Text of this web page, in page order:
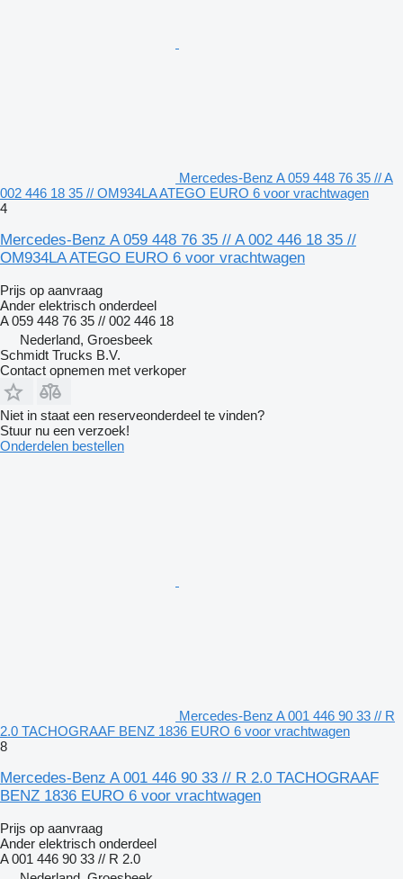
Mercedes-Benz A 059 448 76 35 // A
002 446 18 35 // OM934LA ATEGO EURO 6 voor vrachtwagen
4
Mercedes-Benz A 059 448 76 35 // A 002 446 18 35 //
OM934LA ATEGO EURO 6 voor vrachtwagen
Prijs op aanvraag
Ander elektrisch onderdeel
A 059 448 76 35 // 002 446 18
Nederland, Groesbeek
Schmidt Trucks B.V.
Contact opnemen met verkoper
Niet in staat een reserveonderdeel te vinden?
Stuur nu een verzoek!
Onderdelen bestellen
Mercedes-Benz A 001 446 90 33 // R
2.0 TACHOGRAAF BENZ 1836 EURO 6 voor vrachtwagen
8
Mercedes-Benz A 001 446 90 33 // R 2.0 TACHOGRAAF
BENZ 1836 EURO 6 voor vrachtwagen
Prijs op aanvraag
Ander elektrisch onderdeel
A 001 446 90 33 // R 2.0